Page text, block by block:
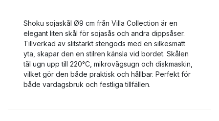
Shoku sojaskål Ø9 cm från Villa Collection är en
elegant liten skål för sojasås och andra dippsåser.
Tillverkad av slitstarkt stengods med en silkesmatt
yta, skapar den en stilren känsla vid bordet. Skålen
tål ugn upp till 220°C, mikrovågsugn och diskmaskin,
vilket gör den både praktisk och hållbar. Perfekt för
både vardagsbruk och festliga tillfällen.